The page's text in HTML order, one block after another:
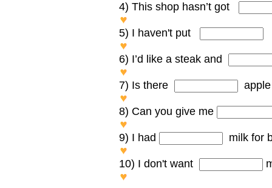
4) This shop hasn’t got
5) I haven't put
6) I’d like a steak and
7) Is there
8) Can you give me
9) I had
milk for
10) I don't want